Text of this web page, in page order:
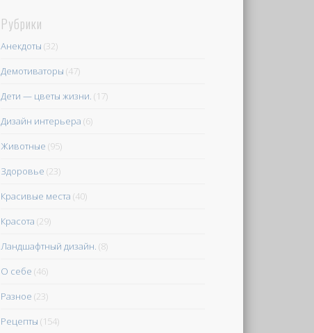
Рубрики
Анекдоты (32)
Демотиваторы (47)
Дети — цветы жизни. (17)
Дизайн интерьера (6)
Животные (95)
Здоровье (23)
Красивые места (40)
Красота (29)
Ландшафтный дизайн. (8)
О себе (46)
Разное (23)
Рецепты (154)